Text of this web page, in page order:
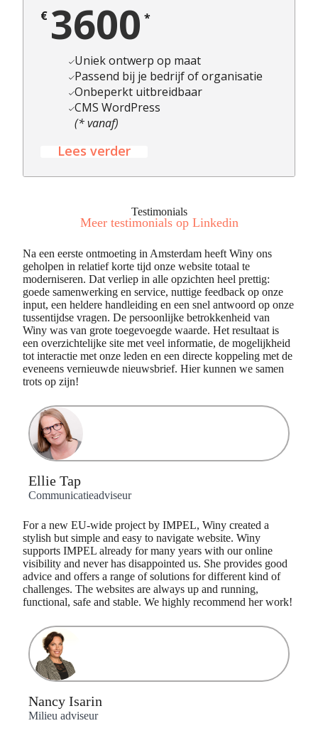
€ 3600 *
Uniek ontwerp op maat
Passend bij je bedrijf of organisatie
Onbeperkt uitbreidbaar
CMS WordPress
(* vanaf)
Lees verder
Testimonials
Meer testimonials op Linkedin
Na een eerste ontmoeting in Amsterdam heeft Winy ons
geholpen in relatief korte tijd onze website totaal te
moderniseren. Dat verliep in alle opzichten heel prettig:
goede samenwerking en service, nuttige feedback op onze
input, een heldere handleiding en een snel antwoord op onze
tussentijdse vragen. De persoonlijke betrokkenheid van
Winy was van grote toegevoegde waarde. Het resultaat is
een overzichtelijke site met veel informatie, de mogelijkheid
tot interactie met onze leden en een directe koppeling met de
eveneens vernieuwde nieuwsbrief. Hier kunnen we samen
trots op zijn!
Ellie Tap
Communicatieadviseur
For a new EU-wide project by IMPEL, Winy created a
stylish but simple and easy to navigate website. Winy
supports IMPEL already for many years with our online
visibility and never has disappointed us. She provides good
advice and offers a range of solutions for different kind of
challenges. The websites are always up and running,
functional, safe and stable. We highly recommend her work!
Nancy Isarin
Milieu adviseur